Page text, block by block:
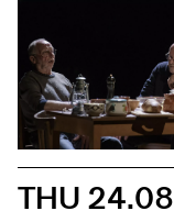
THU 24.08